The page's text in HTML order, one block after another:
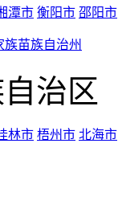
潭市 衡阳市 邵阳市
族苗族自治州
治区
林市 梧州市 北海市